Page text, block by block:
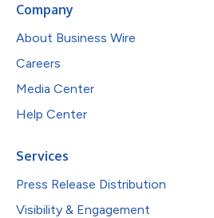
Company
About Business Wire
Careers
Media Center
Help Center
Services
Press Release Distribution
Visibility & Engagement